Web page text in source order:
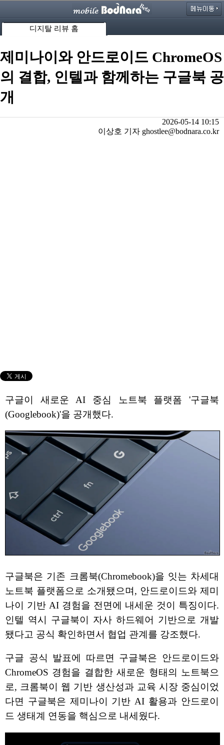
디지탈 리뷰 홈
제미나이와 안드로이드 ChromeOS
의 결합, 인텔과 함께하는 구글북 공
개
2026-05-14 10:15
이상호 기자 ghostlee@bodnara.co.kr
구글이 새로운 AI 중심 노트북 플랫폼 '구글북
(Googlebook)'을 공개했다.
구글북은 기존 크롬북(Chromebook)을 잇는 차세대
노트북 플랫폼으로 소개됐으며, 안드로이드와 제미
나이 기반 AI 경험을 전면에 내세운 것이 특징이다.
인텔 역시 구글북이 자사 하드웨어 기반으로 개발
됐다고 공식 확인하면서 협업 관계를 강조했다.
구글 공식 발표에 따르면 구글북은 안드로이드와
ChromeOS 경험을 결합한 새로운 형태의 노트북으
로, 크롬북이 웹 기반 생산성과 교육 시장 중심이었
다면 구글북은 제미나이 기반 AI 활용과 안드로이
드 생태계 연동을 핵심으로 내세웠다.